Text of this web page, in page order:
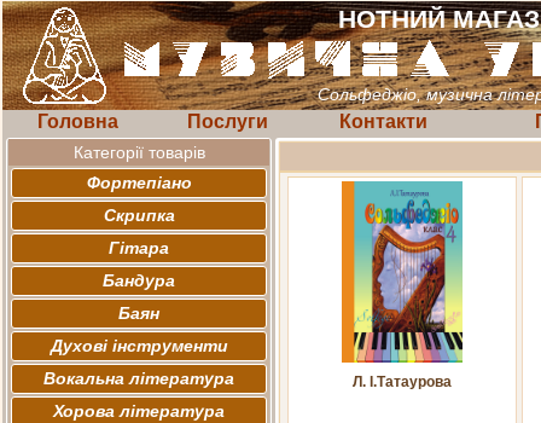
НОТНИЙ
Сольфеджіо, музична
Головна Послуги Контакти
Категорії товарів
Фортепіано
Скрипка
Гітара
Бандура
Баян
Духові інструменти
Вокальна література
Хорова література
Л. І.Татаурова